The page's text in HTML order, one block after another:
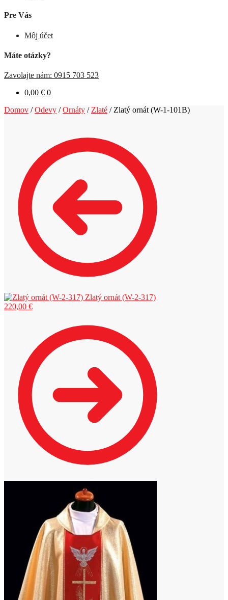
Pre Vás
Môj účet
Máte otázky?
Zavolajte nám: 0915 703 523
0,00 € 0
Domov /Odevy /Ornáty / Zlaté / Zlatý ornát (W-1-101B)
Zlatý ornát (W-2-317)
220,00 €